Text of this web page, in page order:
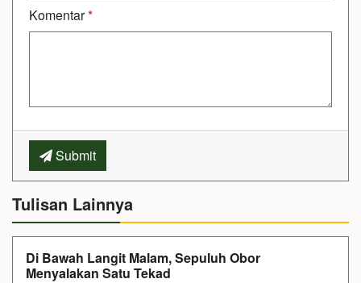
Komentar*
Submit
Tulisan Lainnya
Di Bawah Langit Malam, Sepuluh Obor
Menyalakan Satu Tekad